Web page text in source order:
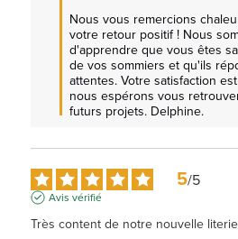
Nous vous remercions
votre retour positif ! Nous
d'apprendre que vous êtes
de vos sommiers et qu'ils
attentes. Votre satisfaction
nous espérons vous
futurs projets. Delphine.
5/5
Avis vérifié
Très content de notre nouvelle